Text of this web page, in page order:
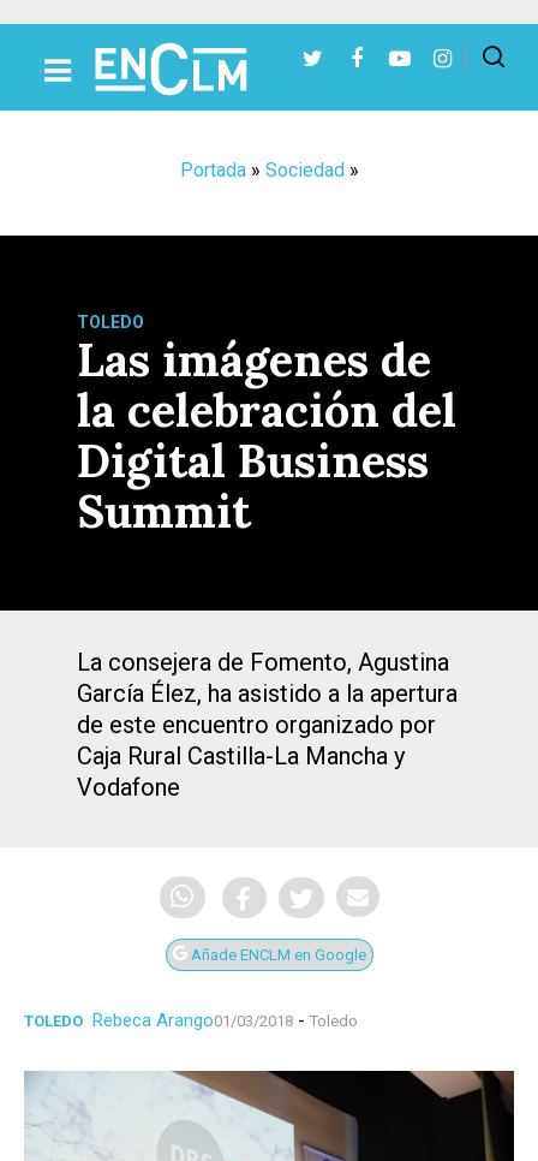
Portada» Sociedad»
TOLEDO
Las imágenes de
la celebración del
Digital Business
Summit
La consejera de Fomento, Agustina
García Élez, ha asistido a la apertura
de este encuentro organizado por
Caja Rural Castilla-La Mancha y
Vodafone
Añade ENCLM en Google
TOLEDO Rebeca Arango01/03/2018 - Toledo